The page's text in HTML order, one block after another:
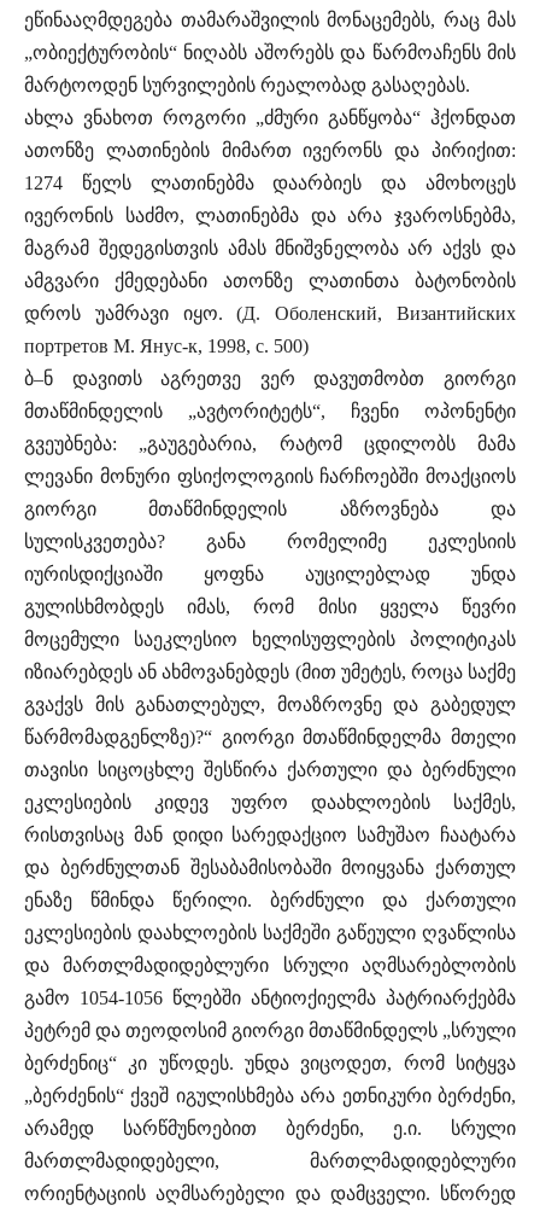
ეწინააღმდეგება თამარაშვილის მონაცემებს, რაც მას
„ობიექტურობის“ ნიღაბს აშორებს და წარმოაჩენს მის
მარტოოდენ სურვილების რეალობად გასაღებას.
ახლა ვნახოთ როგორი „ძმური განწყობა“ ჰქონდათ
ათონზე ლათინების მიმართ ივერონს და პირიქით:
1274 წელს ლათინებმა დაარბიეს და ამოხოცეს
ივერონის საძმო, ლათინებმა და არა ჯვაროსნებმა,
მაგრამ შედეგისთვის ამას მნიშვნელობა არ აქვს და
ამგვარი ქმედებანი ათონზე ლათინთა ბატონობის
დროს უამრავი იყო. (Д. Оболенский, Византийских
портретов М. Янус-к, 1998, c. 500)
ბ–ნ დავითს აგრეთვე ვერ დავუთმობთ გიორგი
მთაწმინდელის „ავტორიტეტს“, ჩვენი ოპონენტი
გვეუბნება: „გაუგებარია, რატომ ცდილობს მამა
ლევანი მონური ფსიქოლოგიის ჩარჩოებში მოაქციოს
გიორგი მთაწმინდელის აზროვნება და
სულისკვეთება? განა რომელიმე ეკლესიის
იურისდიქციაში ყოფნა აუცილებლად უნდა
გულისხმობდეს იმას, რომ მისი ყველა წევრი
მოცემული საეკლესიო ხელისუფლების პოლიტიკას
იზიარებდეს ან ახმოვანებდეს (მით უმეტეს, როცა საქმე
გვაქვს მის განათლებულ, მოაზროვნე და გაბედულ
წარმომადგენლზე)?“ გიორგი მთაწმინდელმა მთელი
თავისი სიცოცხლე შესწირა ქართული და ბერძნული
ეკლესიების კიდევ უფრო დაახლოების საქმეს,
რისთვისაც მან დიდი სარედაქციო სამუშაო ჩაატარა
და ბერძნულთან შესაბამისობაში მოიყვანა ქართულ
ენაზე წმინდა წერილი. ბერძნული და ქართული
ეკლესიების დაახლოების საქმეში გაწეული ღვაწლისა
და მართლმადიდებლური სრული აღმსარებლობის
გამო 1054-1056 წლებში ანტიოქიელმა პატრიარქებმა
პეტრემ და თეოდოსიმ გიორგი მთაწმინდელს „სრული
ბერძენიც“ კი უწოდეს. უნდა ვიცოდეთ, რომ სიტყვა
„ბერძენის“ ქვეშ იგულისხმება არა ეთნიკური ბერძენი,
არამედ სარწმუნოებით ბერძენი, ე.ი. სრული
მართლმადიდებელი, მართლმადიდებლური
ორიენტაციის აღმსარებელი და დამცველი. სწორედ